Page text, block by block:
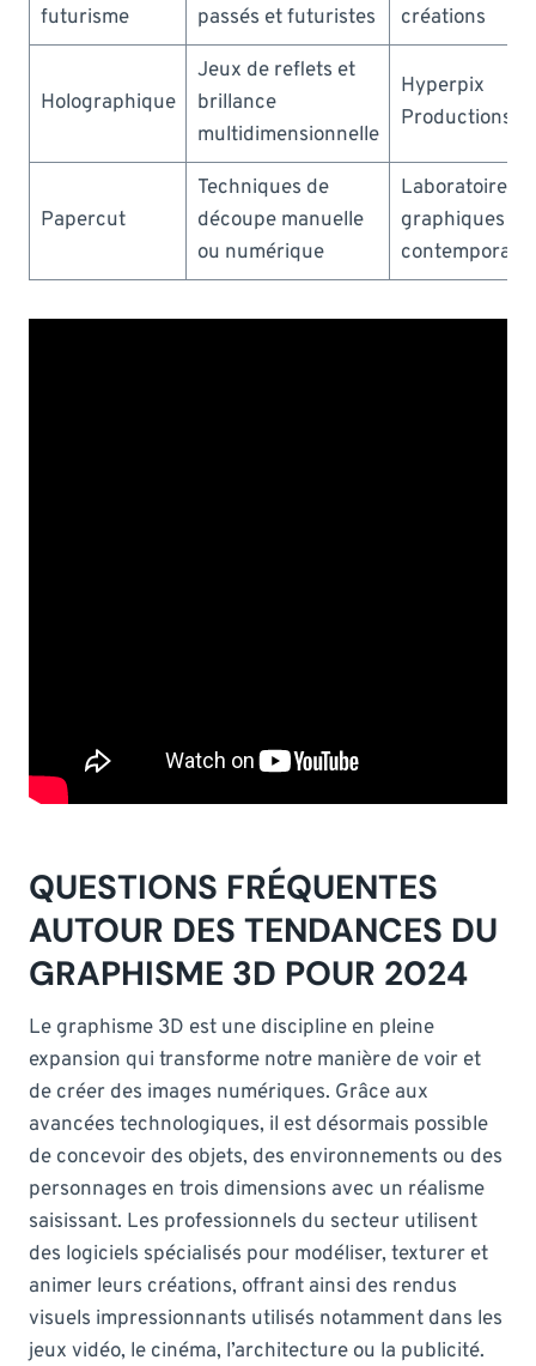
futurisme
passés et futuristes
créations
Holographique
Jeux de reflets et
brillance
multidimensionnelle
Hyperpix
Productions
Papercut
Techniques de
découpe manuelle
ou numérique
Laboratoires
graphiques
contemporains
QUESTIONS FRÉQUENTES
AUTOUR DES TENDANCES DU
GRAPHISME 3D POUR 2024
Le graphisme 3D est une discipline en pleine
expansion qui transforme notre manière de voir et
de créer des images numériques. Grâce aux
avancées technologiques, il est désormais possible
de concevoir des objets, des environnements ou des
personnages en trois dimensions avec un réalisme
saisissant. Les professionnels du secteur utilisent
des logiciels spécialisés pour modéliser, texturer et
animer leurs créations, offrant ainsi des rendus
visuels impressionnants utilisés notamment dans les
jeux vidéo, le cinéma, l’architecture ou la publicité.